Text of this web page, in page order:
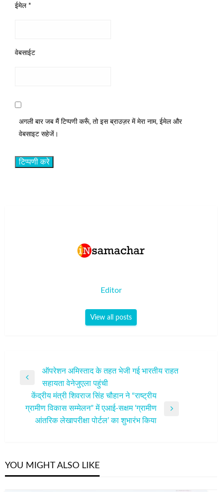
ईमेल *
वेबसाईट
अगली बार जब मैं टिप्पणी करूँ, तो इस ब्राउज़र में मेरा नाम, ईमेल और
वेबसाइट सहेजें।
Editor
View all posts
नेविगेशन
Previous
Post
ऑपरेशन अमिस्ताद के तहत भेजी गई भारतीय राहत
सहायता वेनेजुएला पहुंची
Next
केंद्रीय मंत्री शिवराज सिंह चौहान ने “राष्ट्रीय
ग्रामीण विकास सम्मेलन” में एआई-सक्षम ‘ग्रामीण
आंतरिक लेखापरीक्षा पोर्टल’ का शुभारंभ किया
YOU MIGHT ALSO LIKE